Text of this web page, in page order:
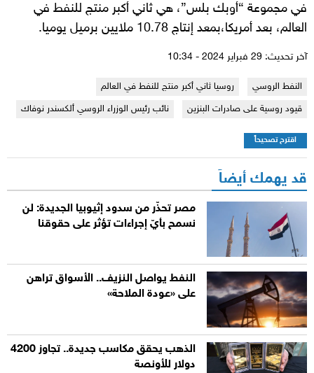
في مجموعة “أوبك بلس”، هي ثاني أكبر منتج للنفط في
العالم، بعد أمريكا،بمعد إنتاج 10.78 ملايين برميل يوميا.
آخر تحديث: 29 فبراير 2024 - 10:34
النفط الروسي
روسيا ثاني أكبر منتج للنفط في العالم
قيود روسية على صادرات البنزين
نائب رئيس الوزراء الروسي ألكسندر نوفاك
اقترح تصحيحاً
قد يهمك أيضاً
مصر تحذّر من سدود إثيوبيا الجديدة: لن
نسمح بأيّ إجراءات تؤثر على حقوقنا
النفط يواصل النزيف.. الأسواق تراهن
على «عودة الملاحة»
الذهب يحقق مكاسب جديدة.. تجاوز 4200
دولار للأونصة